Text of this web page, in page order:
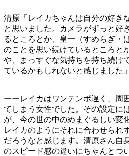
清原「レイカちゃんは自分の好き
と思いました。カメラがずっと好
るところとか、皇一（すめらぎ・
のことを思い続けているところと
や、まっすぐな気持ちを持ち続け
ているかもしれないと感じました」
ーーレイカはワンテンポ遅く、周
てしまう女性でした。その設定に
が、今の世の中のめまぐるしい変
レイカのようにそれに合わせられ
だろうなと感じます。清原さん自
のスピード感の違いにちゃんとつ